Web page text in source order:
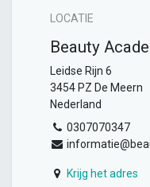
LOCATIE
Beauty
Leidse Rijn 6
3454 PZ De Meern
Nederland
0307070347
Krijg het adres